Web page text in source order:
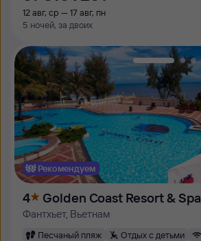
12 авг, ср — 17 авг, пн
5 ночей, за двоих
Рекомендуем
4 Golden Coast Resort & Spa
Фантхьет, Вьетнам
Песчаный пляж Отдых с детьми